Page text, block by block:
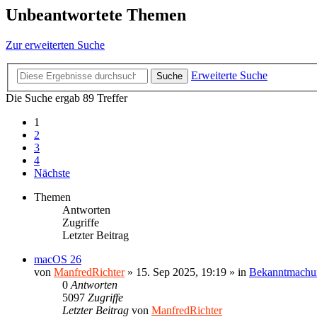
Unbeantwortete Themen
Zur erweiterten Suche
Suche
Erweiterte Suche
Die Suche ergab 89 Treffer
1
2
3
4
Nächste
Themen
Antworten
Zugriffe
Letzter Beitrag
macOS 26
von ManfredRichter» 15. Sep 2025, 19:19 » in
0 Antworten
5097 Zugriffe
Letzter Beitrag von ManfredRichter